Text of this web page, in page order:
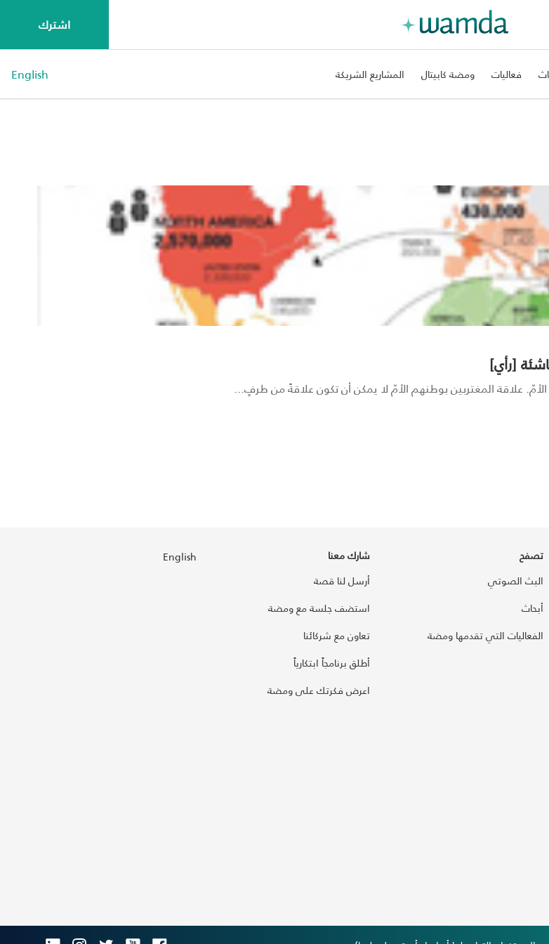
اشترك
فعاليات ومضة كابيتال المشاريع الشريكة English
[رأي]
علاقة المغتربين بوطنهم الأمّ لا يمكن أن تكون علاقةً من طرفٍ...
تصفح
البث الصوتي
أبحاث
الفعاليات التي تقدمها ومضة
شارك معنا
أرسل لنا قصة
استضف جلسة مع ومضة
تعاون مع شركائنا
أطلق برنامجاً ابتكارياً
اعرض فكرتك على ومضة
English